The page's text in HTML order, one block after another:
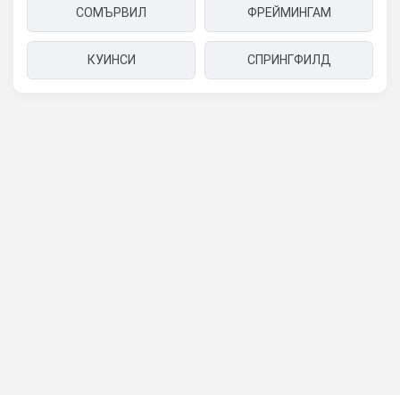
СОМЪРВИЛ ФРЕЙМИНГАМ
КУИНСИ СПРИНГФИЛД